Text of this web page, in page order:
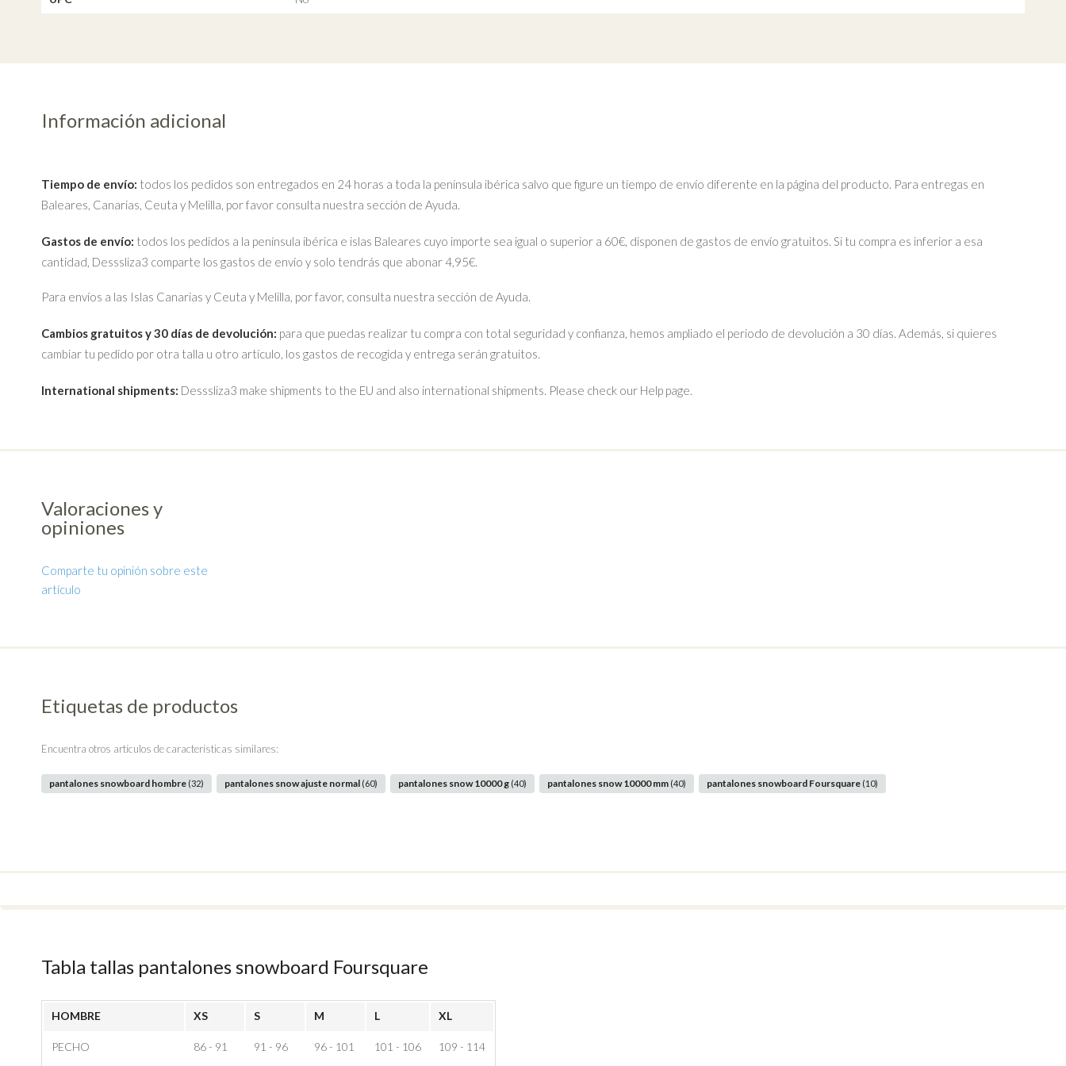
Información adicional
Tiempo de envío: todos los pedidos son entregados en 24 horas a toda la península ibérica salvo que figure un tiempo de envío diferente en la página del producto. Para entregas en
Baleares, Canarias, Ceuta y Melilla, por favor consulta nuestra sección de Ayuda.
Gastos de envío: todos los pedidos a la península ibérica e islas Baleares cuyo importe sea igual o superior a 60€, disponen de gastos de envío gratuitos. Si tu compra es inferior a esa
cantidad, Desssliza3 comparte los gastos de envío y solo tendrás que abonar 4,95€.
Para envíos a las Islas Canarias y Ceuta y Melilla, por favor, consulta nuestra sección de Ayuda.
Cambios gratuitos y 30 días de devolución: para que puedas realizar tu compra con total seguridad y confianza, hemos ampliado el periodo de devolución a 30 días. Además, si quieres
cambiar tu pedido por otra talla u otro artículo, los gastos de recogida y entrega serán gratuitos.
International shipments: Desssliza3 make shipments to the EU and also international shipments. Please check our Help page.
Valoraciones y
opiniones
Comparte tu opinión sobre este
artículo
Etiquetas de productos
Encuentra otros artículos de características similares:
pantalones snowboard hombre (32) pantalones snow ajuste normal (60) pantalones snow 10000 g (40) pantalones snow 10000 mm (40) pantalones snowboard Foursquare (10)
Tabla tallas pantalones snowboard Foursquare
HOMBRE XS S M L XL
PECHO 86 - 91 91 - 96 96 - 101 101 - 106 109 - 114